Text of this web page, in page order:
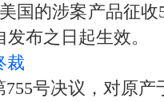
国的涉案产品征收
布之日起生效。
裁
号决议，对原产